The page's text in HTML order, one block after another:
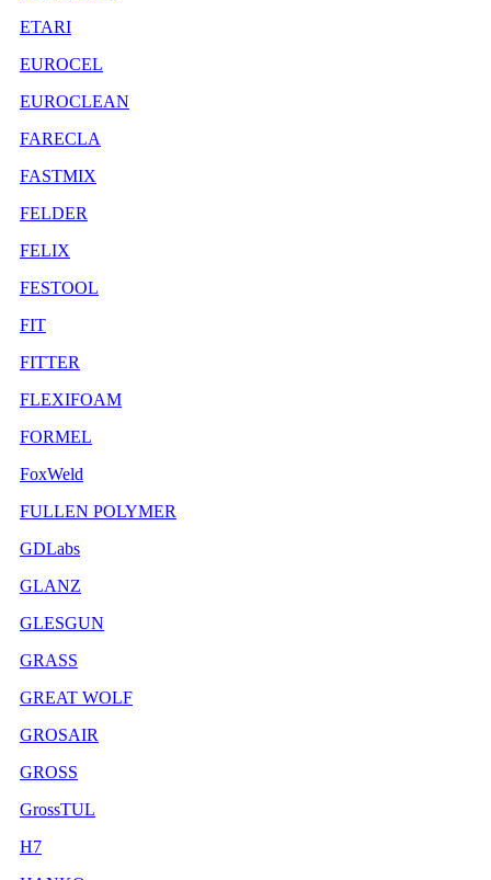
ETARI
EUROCEL
EUROCLEAN
FARECLA
FASTMIX
FELDER
FELIX
FESTOOL
FIT
FITTER
FLEXIFOAM
FORMEL
FoxWeld
FULLEN POLYMER
GDLabs
GLANZ
GLESGUN
GRASS
GREAT WOLF
GROSAIR
GROSS
GrossTUL
H7